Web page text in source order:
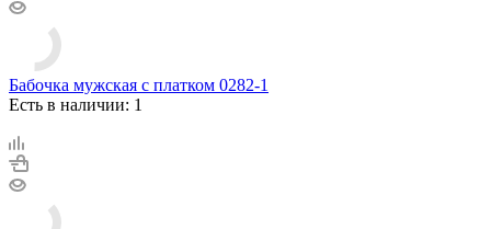
Бабочка мужская с платком 0282-1
Есть в наличии: 1